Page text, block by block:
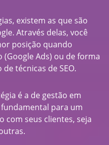
existem as que são
Através delas, você
posição quando
Ads) ou de forma
técnicas de SEO.
é a de gestão em
para um
com seus clientes, seja